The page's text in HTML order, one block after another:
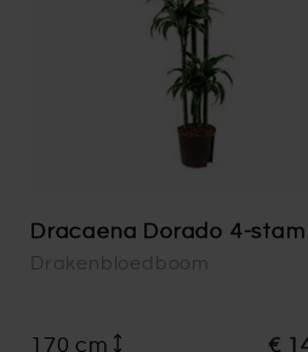
Dracaena Dorado 4-stam
Drakenbloedboom
170 cm €